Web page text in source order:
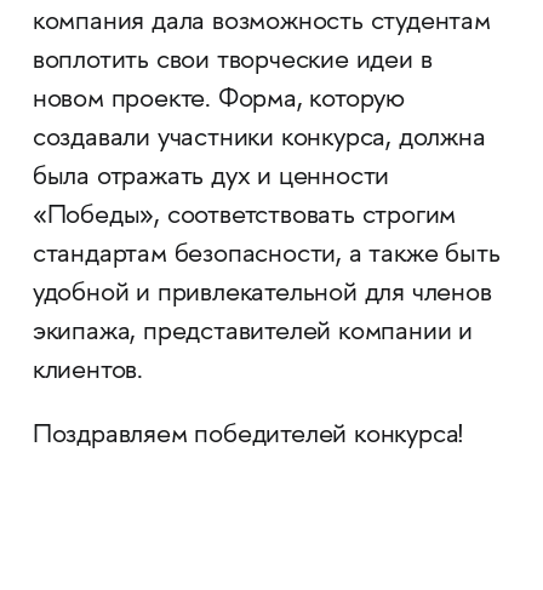
компания дала возможность студентам
воплотить свои творческие идеи в
новом проекте. Форма, которую
создавали участники конкурса, должна
была отражать дух и ценности
«Победы», соответствовать строгим
стандартам безопасности, а также быть
удобной и привлекательной для членов
экипажа, представителей компании и
клиентов.
Поздравляем победителей конкурса!